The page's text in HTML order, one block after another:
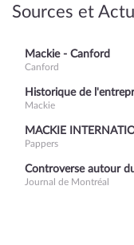
Sources et
Mackie - Canford
Canford
Historique de
Mackie
MACKIE
Pappers
Controverse autour
Journal de Montréal